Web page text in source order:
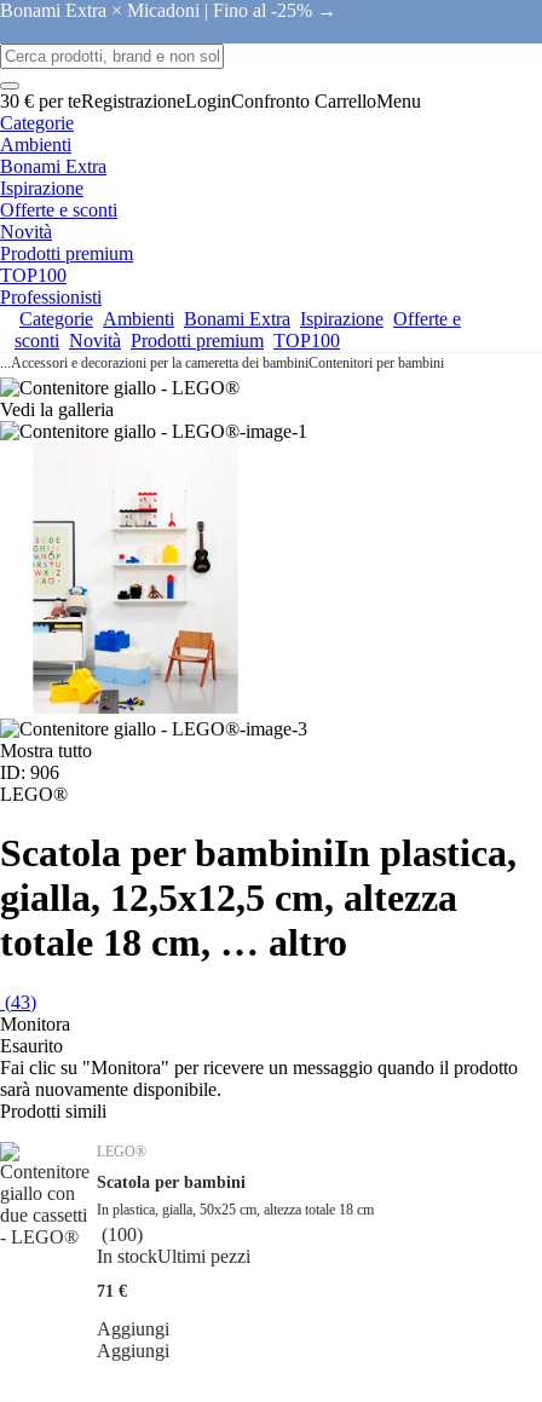
Bonami Extra × Micadoni | Fino al -25% →
30 € per teRegistrazioneLoginConfronto CarrelloMenu
Categorie
Ambienti
Bonami Extra
Ispirazione
Offerte e sconti
Novità
Prodotti premium
TOP100
Professionisti
Categorie Ambienti Bonami Extra Ispirazione Offerte e
sconti Novità Prodotti premium TOP100
...Accessori e decorazioni per la cameretta dei bambiniContenitori per bambini
Vedi la galleria
Mostra tutto
ID: 906
LEGO®
Scatola per bambiniIn plastica,
gialla, 12,5x12,5 cm, altezza
totale 18 cm, … altro
(43)
Monitora
Esaurito
Fai clic su "Monitora" per ricevere un messaggio quando il prodotto
sarà nuovamente disponibile.
Prodotti simili
LEGO®
Scatola per bambini
In plastica, gialla, 50x25 cm, altezza totale 18 cm
(100)
In stockUltimi pezzi
71 €
Aggiungi
Aggiungi